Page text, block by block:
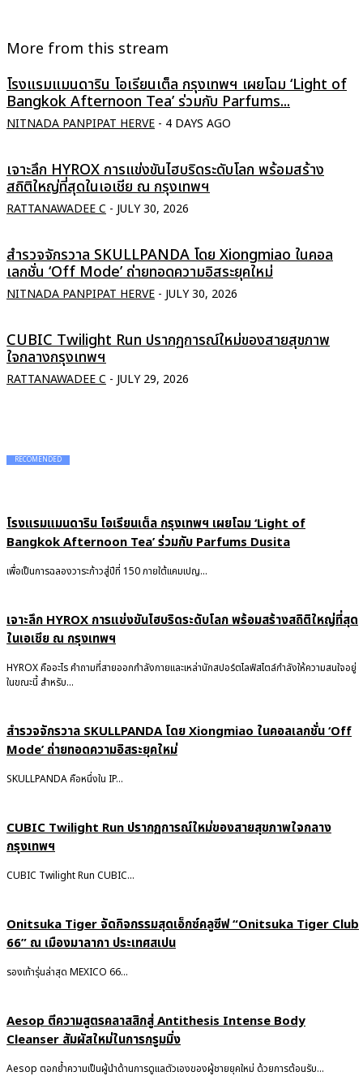
More from this stream
โรงแรมแมนดาริน โอเรียนเต็ล กรุงเทพฯ เผยโฉม ‘Light of
Bangkok Afternoon Tea’ ร่วมกับ Parfums...
NITNADA PANPIPAT HERVE - 4 DAYS AGO
เจาะลึก HYROX การแข่งขันไฮบริดระดับโลก พร้อมสร้าง
สถิติใหญ่ที่สุดในเอเชีย ณ กรุงเทพฯ
RATTANAWADEE C - JULY 30, 2026
สำรวจจักรวาล SKULLPANDA โดย Xiongmiao ในคอล
เลกชั่น ‘Off Mode’ ถ่ายทอดความอิสระยุคใหม่
NITNADA PANPIPAT HERVE - JULY 30, 2026
CUBIC Twilight Run ปรากฏการณ์ใหม่ของสายสุขภาพ
ใจกลางกรุงเทพฯ
RATTANAWADEE C - JULY 29, 2026
RECOMENDED
โรงแรมแมนดาริน โอเรียนเต็ล กรุงเทพฯ เผยโฉม ‘Light of
Bangkok Afternoon Tea’ ร่วมกับ Parfums Dusita
เพื่อเป็นการฉลองวาระก้าวสู่ปีที่ 150 ภายใต้แคมเปญ...
เจาะลึก HYROX การแข่งขันไฮบริดระดับโลก พร้อมสร้างสถิติใหญ่ที่สุด
ในเอเชีย ณ กรุงเทพฯ
HYROX คืออะไร คำถามที่สายออกกำลังกายและเหล่านักสปอร์ตไลฟ์สไตล์กำลังให้ความสนใจอยู่
ในขณะนี้ สำหรับ...
สำรวจจักรวาล SKULLPANDA โดย Xiongmiao ในคอลเลกชั่น ‘Off
Mode’ ถ่ายทอดความอิสระยุคใหม่
SKULLPANDA คือหนึ่งใน IP...
CUBIC Twilight Run ปรากฏการณ์ใหม่ของสายสุขภาพใจกลาง
กรุงเทพฯ
CUBIC Twilight Run CUBIC...
Onitsuka Tiger จัดกิจกรรมสุดเอ็กซ์คลูซีฟ “Onitsuka Tiger Club
66” ณ เมืองมาลากา ประเทศสเปน
รองเท้ารุ่นล่าสุด MEXICO 66...
Aesop ตีความสูตรคลาสสิกสู่ Antithesis Intense Body
Cleanser สัมผัสใหม่ในการกรูมมิ่ง
Aesop ตอกย้ำความเป็นผู้นำด้านการดูแลตัวเองของผู้ชายยุคใหม่ ด้วยการต้อนรับ...